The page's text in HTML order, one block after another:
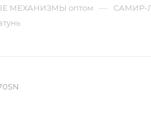
МЕХАНИЗМЫ оптом — САМИР-